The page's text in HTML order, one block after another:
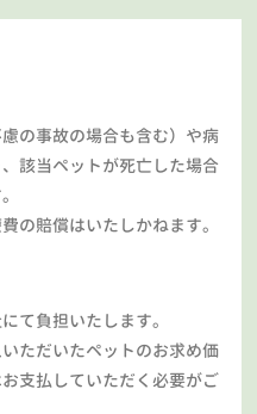
の事故の場合も含む）や病
該当ペットが死亡した場合
の賠償はいたしかねます。
て負担いたします。
ただいたペットのお求め価
支払していただく必要がご